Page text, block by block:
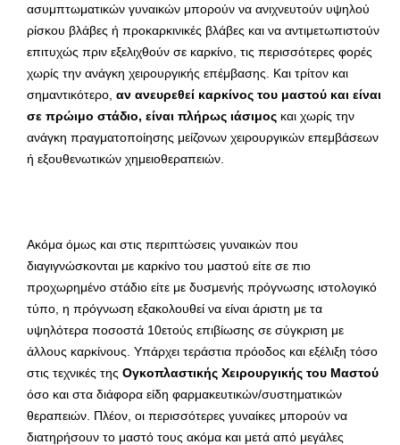
ασυμπτωματικών γυναικών μπορούν να ανιχνευτούν υψηλού
ρίσκου βλάβες ή προκαρκινικές βλάβες και να αντιμετωπιστούν
επιτυχώς πριν εξελιχθούν σε καρκίνο, τις περισσότερες φορές
χωρίς την ανάγκη χειρουργικής επέμβασης. Και τρίτον και
σημαντικότερο, αν ανευρεθεί καρκίνος του μαστού και είναι
σε πρώιμο στάδιο, είναι πλήρως ιάσιμος και χωρίς την
ανάγκη πραγματοποίησης μείζονων χειρουργικών επεμβάσεων
ή εξουθενωτικών χημειοθεραπειών.
Ακόμα όμως και στις περιπτώσεις γυναικών που
διαγιγνώσκονται με καρκίνο του μαστού είτε σε πιο
προχωρημένο στάδιο είτε με δυσμενής πρόγνωσης ιστολογικό
τύπο, η πρόγνωση εξακολουθεί να είναι άριστη με τα
υψηλότερα ποσοστά 10ετούς επιβίωσης σε σύγκριση με
άλλους καρκίνους. Υπάρχει τεράστια πρόοδος και εξέλιξη τόσο
στις τεχνικές της Ογκοπλαστικής Χειρουργικής του Μαστού
όσο και στα διάφορα είδη φαρμακευτικών/συστηματικών
θεραπειών. Πλέον, οι περισσότερες γυναίκες μπορούν να
διατηρήσουν το μαστό τους ακόμα και μετά από μεγάλες